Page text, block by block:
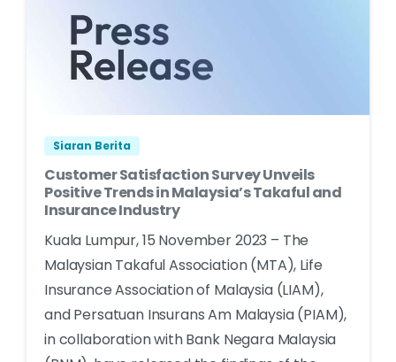
Siaran Berita
Customer Satisfaction Survey Unveils
Positive Trends in Malaysia’s Takaful and
Insurance Industry
Kuala Lumpur, 15 November 2023 – The
Malaysian Takaful Association (MTA), Life
Insurance Association of Malaysia (LIAM),
and Persatuan Insurans Am Malaysia (PIAM),
in collaboration with Bank Negara Malaysia